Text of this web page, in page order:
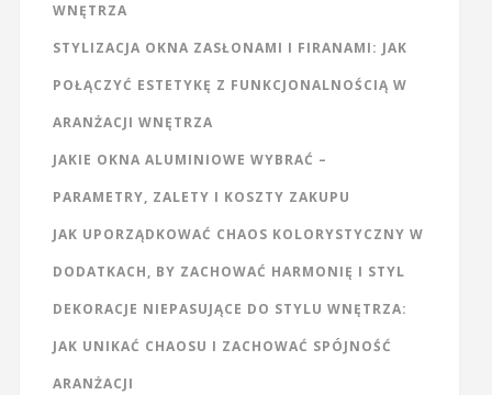
WNĘTRZA
STYLIZACJA OKNA ZASŁONAMI I FIRANAMI: JAK
POŁĄCZYĆ ESTETYKĘ Z FUNKCJONALNOŚCIĄ W
ARANŻACJI WNĘTRZA
JAKIE OKNA ALUMINIOWE WYBRAĆ –
PARAMETRY, ZALETY I KOSZTY ZAKUPU
JAK UPORZĄDKOWAĆ CHAOS KOLORYSTYCZNY W
DODATKACH, BY ZACHOWAĆ HARMONIĘ I STYL
DEKORACJE NIEPASUJĄCE DO STYLU WNĘTRZA:
JAK UNIKAĆ CHAOSU I ZACHOWAĆ SPÓJNOŚĆ
ARANŻACJI